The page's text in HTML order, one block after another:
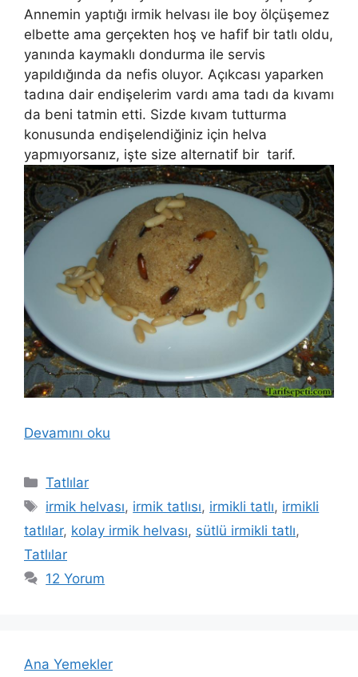
Annemin yaptığı irmik helvası ile boy ölçüşemez
elbette ama gerçekten hoş ve hafif bir tatlı oldu,
yanında kaymaklı dondurma ile servis
yapıldığında da nefis oluyor. Açıkcası yaparken
tadına dair endişelerim vardı ama tadı da kıvamı
da beni tatmin etti. Sizde kıvam tutturma
konusunda endişelendiğiniz için helva
yapmıyorsanız, işte size alternatif bir tarif.
Devamını oku
Kategoriler
Tatlılar
Etiketler
irmik helvası, irmik tatlısı, irmikli tatlı, irmikli
tatlılar, kolay irmik helvası, sütlü irmikli tatlı,
Tatlılar
12 Yorum
Ana Yemekler